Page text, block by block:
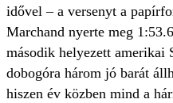
idővel – a versenyt a
Marchand nyerte meg
második helyezett amerikai
dobogóra három jó barát
hiszen év közben mind a